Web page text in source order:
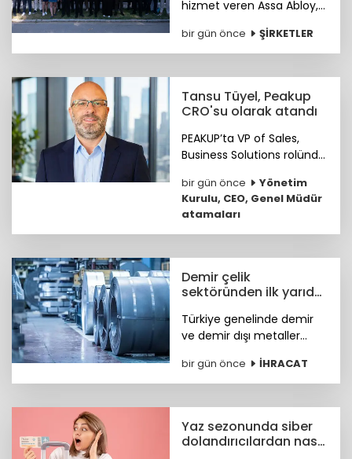
hizmet veren Assa Abloy,
yeni showroomuyla
güvenlik ve erişim
buluşturuyor.
bir gün önce ŞİRKETLER
Tansu Tüyel, Peakup
CRO'su olarak atandı
PEAKUP’ta VP of Sales,
Business Solutions rolünde
Tansu Tüyel, bundan
sonra görevine Chief
Revenue Officer (CRO)
olarak devam edecek.
bir gün önce
Yönetim
Kurulu, CEO, Genel Müdür
atamaları
Demir çelik
sektöründen ilk yarıda
performansı
Türkiye genelinde demir
ve demir dışı metaller
yüzde 11,7 artışla 7,2 milyar
dolara, çelik ihracatı ise
bir gün önce İHRACAT
Yaz sezonunda siber
dolandırıcılardan nasıl